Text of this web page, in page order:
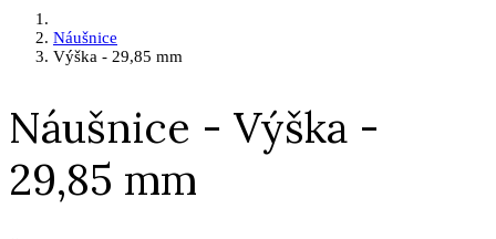
Náušnice
Výška - 29,85 mm
Náušnice - Výška -
29,85 mm